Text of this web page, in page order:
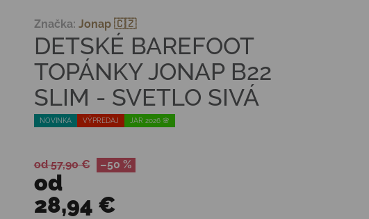
NOVINKA VÝPREDAJ JAR 2026 🌸
DETSKÉ BAREFOOT
TOPÁNKY JONAP B22
SLIM - SVETLO SIVÁ
Značka: Jonap 🇨🇿
od 57,90 € –50 %
od
28,94 €